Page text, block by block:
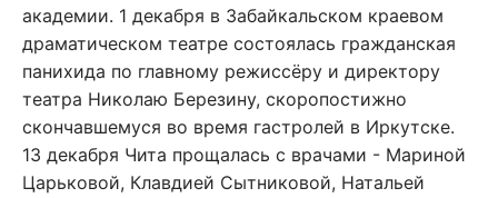
академии. 1 декабря в Забайкальском краевом
драматическом театре состоялась гражданская
панихида по главному режиссёру и директору
театра Николаю Березину, скоропостижно
скончавшемуся во время гастролей в Иркутске.
13 декабря Чита прощалась с врачами - Мариной
Царьковой, Клавдией Сытниковой, Натальей